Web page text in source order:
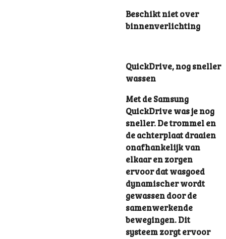
Beschikt niet over
binnenverlichting
QuickDrive, nog sneller
wassen
Met de Samsung
QuickDrive was je nog
sneller. De trommel en
de achterplaat draaien
onafhankelijk van
elkaar en zorgen
ervoor dat wasgoed
dynamischer wordt
gewassen door de
samenwerkende
bewegingen. Dit
systeem zorgt ervoor